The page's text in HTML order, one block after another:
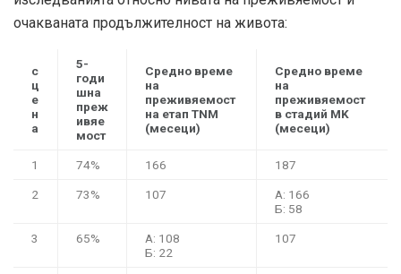
очакваната продължителност на живота:
с
ц
е
н
а
5-
годи
шна
преж
ивяе
мост
Средно време
на
преживяемост
на етап TNM
(месеци)
Средно време
на
преживяемост
в стадий MK
(месеци)
1 74% 166 187
2 73% 107
A: 166
Б: 58
3 65%
A: 108
Б: 22
107